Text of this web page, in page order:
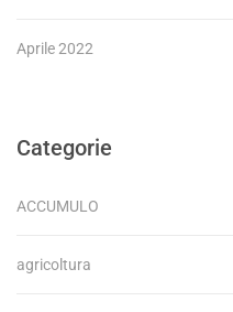
Aprile 2022
Categorie
ACCUMULO
agricoltura